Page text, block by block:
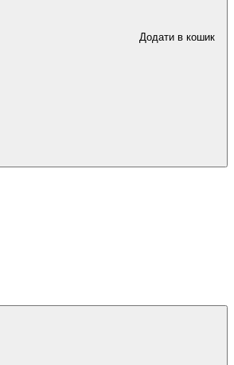
Додати в кошик